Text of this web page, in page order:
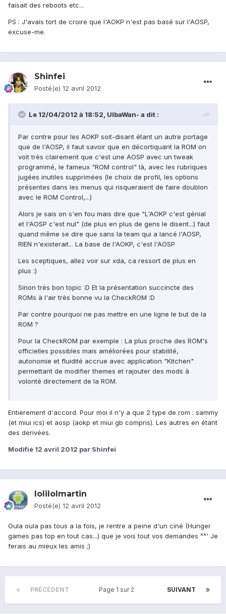
faisait des reboots etc...
PS : J'avais tort de croire que l'AOKP n'est pas basé sur l'AOSP,
excuse-me.
Shinfei
Posté(e) 12 avril 2012
Le 12/04/2012 à 18:52, UlbaWan- a dit :
Par contre pour les AOKP soit-disant étant un autre portage
que de l'AOSP, il faut savoir que en décortiquant la ROM on
voit très clairement que c'est une AOSP avec un tweak
programmé, le fameux "ROM control" là, avec les rubriques
jugées inutiles supprimées (le choix de profil, les options
présentes dans les menus qui risqueraient de faire doublon
avec le ROM Control,...)
Alors je sais on s'en fou mais dire que "L'AOKP c'est génial
et l'AOSP c'est nul" (de plus en plus de gens le disent...) faut
quand même se dire que sans la team qui a lancé l'AOSP,
RIEN n'existerait... La base de l'AOKP, c'est l'AOSP
Les sceptiques, allez voir sur xda, ca ressort de plus en
plus :)
Sinon très bon topic :D Et la présentation succincte des
ROMs à l'air très bonne vu la CheckROM :D
Par contre pourquoi ne pas mettre en une ligne le but de la
ROM ?
Pour la CheckROM par exemple : La plus proche des ROM's
officielles possibles mais améliorées pour stabilité,
autonomie et fluidité accrue avec application "Kitchen"
permettant de modifier themes et rajouter des mods à
volonté directement de la ROM.
Entierement d'accord. Pour moi il n'y a que 2 type de rom : sammy
(et miui ics) et aosp (aokp et miui gb compris). Les autres en étant
des derivées.
Modifié 12 avril 2012 par Shinfei
lolilolmartin
Posté(e) 12 avril 2012
Oula oula pas tous a la fois, je rentre a peine d'un ciné (Hunger
games pas top en tout cas...) que je vois tout vos demandes ^^' Je
ferais au mieux les amis ;)
PRÉCÉDENT SUIVANT
Page 1 sur 2